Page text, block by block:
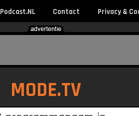
Podcast.NL Contact Privacy &
MODE.TV